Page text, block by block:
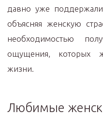
давно уже
объясняя женскую
необходимостью
ощущения, которых
жизни.
Любимые